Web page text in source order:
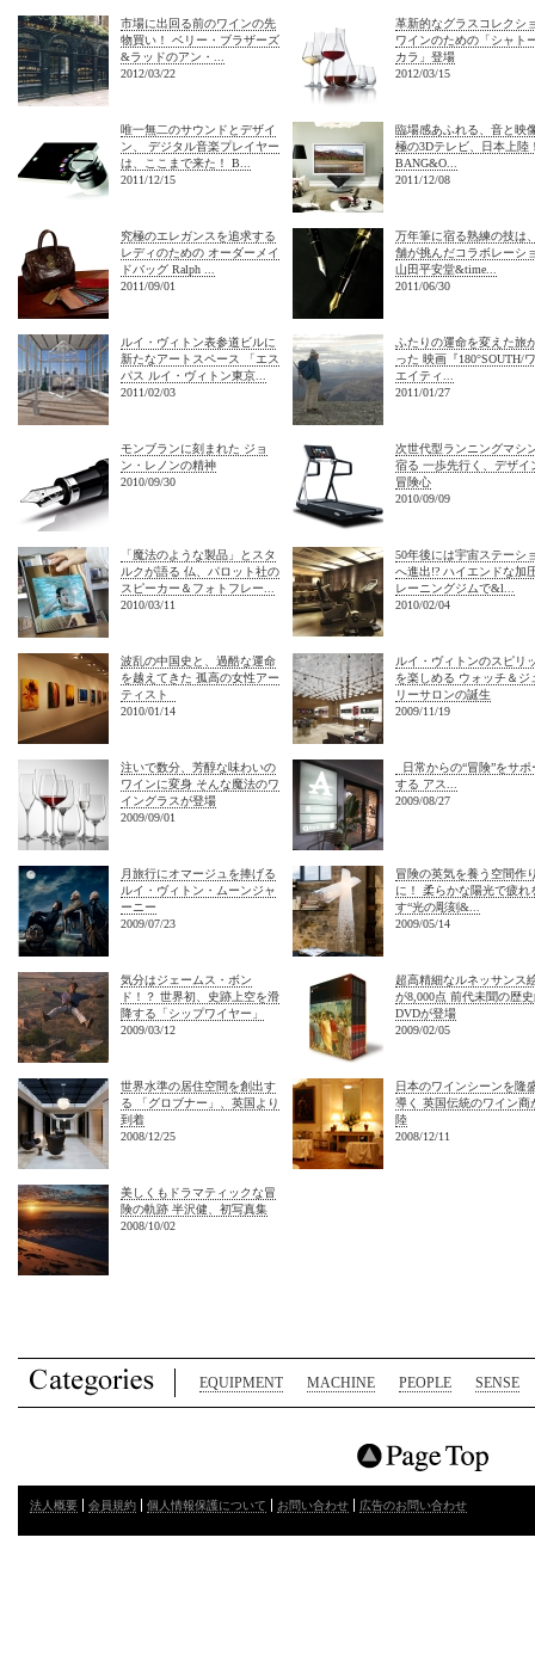
市場に出回る前のワインの先
物買い！ ベリー・ブラザーズ
&ラッドのアン・...
2012/03/22
革新的なグラスコレクシ
ワインのための「シャト
カラ」登場
2012/03/15
唯一無二のサウンドとデザイ
ン、 デジタル音楽プレイヤー
は、ここまで来た！ B...
2011/12/15
臨場感あふれる、音と映
極の3Dテレビ、日本上陸
BANG&O...
2011/12/08
究極のエレガンスを追求する
レディのための オーダーメイ
ドバッグ Ralph ...
2011/09/01
万年筆に宿る熟練の技は
舗が挑んだコラボレーシ
山田平安堂&time...
2011/06/30
ルイ・ヴィトン表参道ビルに
新たなアートスペース 「エス
パス ルイ・ヴィトン東京...
2011/02/03
ふたりの運命を変えた旅
った 映画『180°SOUTH/
エイティ...
2011/01/27
モンブランに刻まれた ジョ
ン・レノンの精神
2010/09/30
次世代型ランニングマシ
宿る 一歩先行く、デザイ
冒険心
2010/09/09
「魔法のような製品」とスタ
ルクが語る 仏、パロット社の
スピーカー＆フォトフレー...
2010/03/11
50年後には宇宙ステーシ
へ進出!? ハイエンドな加
レーニングジムで&l...
2010/02/04
波乱の中国史と、過酷な運命
を越えてきた 孤高の女性アー
ティスト
2010/01/14
ルイ・ヴィトンのスピリ
を楽しめる ウォッチ＆ジ
リーサロンの誕生
2009/11/19
注いで数分、芳醇な味わいの
ワインに変身 そんな魔法のワ
イングラスが登場
2009/09/01
日常からの“冒険”をサポ
する アス...
2009/08/27
月旅行にオマージュを捧げる
ルイ・ヴィトン・ムーンジャ
ーニー
2009/07/23
冒険の英気を養う空間作
に！ 柔らかな陽光で疲れ
す“光の彫刻&...
2009/05/14
気分はジェームス・ボン
ド！？ 世界初、史跡上空を滑
降する「シップワイヤー」
2009/03/12
超高精細なルネッサンス
が8,000点 前代未聞の歴
DVDが登場
2009/02/05
世界水準の居住空間を創出す
る 「グロブナー」、英国より
到着
2008/12/25
日本のワインシーンを隆
導く 英国伝統のワイン商
陸
2008/12/11
美しくもドラマティックな冒
険の軌跡 半沢健、初写真集
2008/10/02
EQUIPMENT MACHINE PEOPLE SENSE
法人概要 会員規約 個人情報保護について お問い合わせ 広告のお問い合わせ